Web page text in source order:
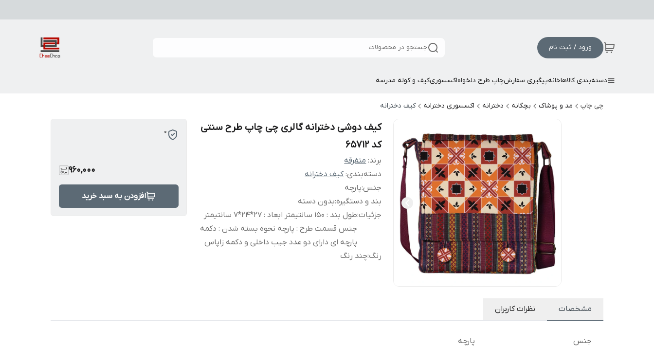
ورود / ثبت نام جستجو در محصولات
دسته‌بندی کالاهاخانهپیگیری سفارشچاپ طرح دلخواهاکسسوریکیف و کوله مدرسه
چی چاپ مد و پوشاک بچگانه دخترانه اکسسوری دخترانه کیف دخترانه
کیف دوشی دخترانه گالری چی چاپ طرح سنتی
کد 65712
برند: متفرقه
دسته‌بندی:کیف دخترانه
جنس:پارچه
بند و دستگیره:بدون دسته
جزئیات:
طول بند : 150 سانتیمتر ابعاد : 27*24*7 سانتیمتر
جنس قسمت طرح : پارچه نحوه بسته شدن : دکمه
پارچه ای دارای دو عدد جیب داخلی و دکمه زاپاس
رنگ:چند رنگ
0
960,000
افزودن به سبد خرید
مشخصات نظرات کاربران
جنس پارچه